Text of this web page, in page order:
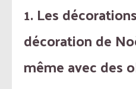
1. Les
décoration de
même avec des